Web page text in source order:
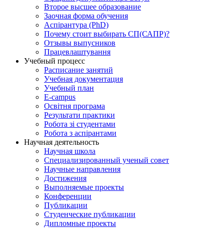
Второе высшее образование
Заочная форма обучения
Aспірантура (PhD)
Почему стоит выбирать СП(САПР)?
Отзывы выпусников
Працевлаштування
Учебный процесс
Расписание занятий
Учебная документация
Учебный план
E-campus
Освітня програма
Результати практики
Робота зі студентами
Робота з аспірантами
Научная деятельность
Научная школа
Специализированный ученый совет
Научные направления
Достижения
Выполняемые проекты
Конференции
Публикации
Студенческие публикации
Дипломные проекты